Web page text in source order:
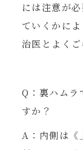
には注意が
ていくかに
治医とよくご
Q：裏ハムラ
すか？
A：内側は《